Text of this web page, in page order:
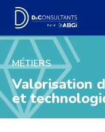
MÉTIERS
Valorisation
et